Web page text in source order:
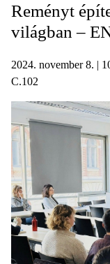
Reményt
világban –
2024. november 8. |
C.102